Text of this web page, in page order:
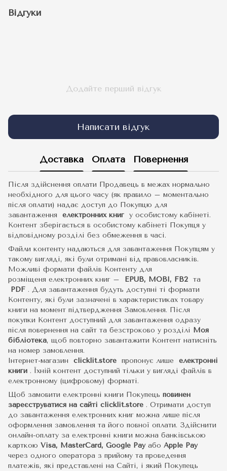
Відгуки
Додайте перший відгук
Написати відгук
Доставка Оплата Повернення
Після здійснення оплати Продавець в межах нормально
необхідного для цього часу (як правило – моментально
після оплати) надає доступ до Покупцю для
завантаження електронних книг у особистому кабінеті.
Контент зберігається в особистому кабінеті Покупця у
відповідному розділі без обмеження в часі.
Файли контенту надаються для завантаження Покупцям у
такому вигляді, які були отримані від правовласників.
Можливі формати файлів Контенту для
розміщеня електронних книг –
EPUB, MOBI, FB2 та
PDF . Для завантаження будуть доступні ті формати
Контенту, які були зазначені в характеристиках товару
книги на момент підтвердження Замовлення. Після
покупки Контент доступний для завантаження одразу
після повернення на сайт та безстроково у розділі Моя
бібліотека, щоб повторно завантажити Контент натисніть
на номер замовлення.
Інтернет-магазин clicklit.store пропонує лише електронні
книги . Їхній контент доступний тільки у вигляді файлів в
електронному (цифровому) форматі.
Щоб замовити електронні книги Покупець повинен
зареєструватися на сайті clicklit.store . Отримати доступ
до завантаження електронних книг можна лише після
оформлення замовлення та його повної оплати. Здійснити
онлайн-оплату за електронні книги можна банківською
карткою Visa, MasterCard, Google Pay або Apple Pay
через одного оператора з прийому та проведення
платежів, які представлені на Сайті, і який Покупець